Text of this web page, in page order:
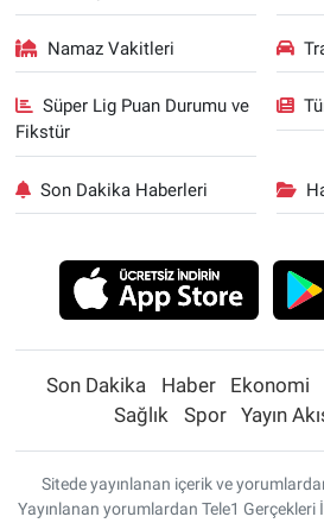
Namaz Vakitleri
Süper Lig Puan Durumu ve
Fikstür
Son Dakika Haberleri
Son Dakika Haber Ekonomi
Sağlık
Spor Yayın
Sitede yayınlanan içerik ve
Yayınlanan yorumlardan Tele1